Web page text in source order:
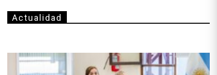
Actualidad